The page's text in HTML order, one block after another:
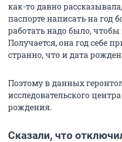
как-то давно
паспорте написать на год
работать надо было,
Получается, она год себе
странно, что и дата
Поэтому в данных
исследовательского
рождения.
Сказали, что